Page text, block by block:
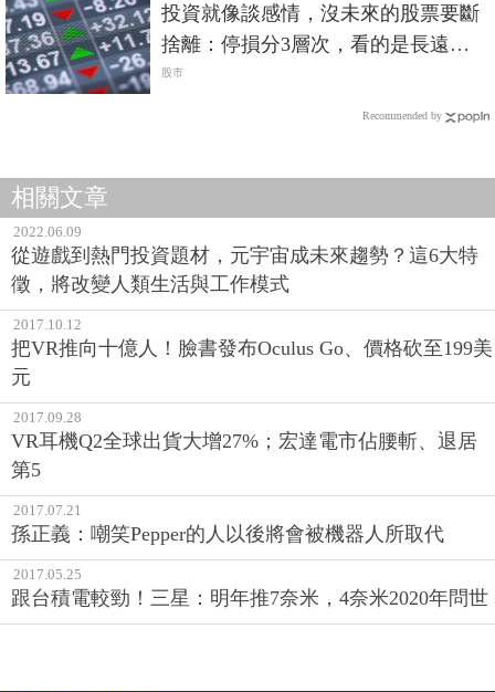
投資就像談感情，沒未來的股票要斷
捨離：停損分3層次，看的是長遠未
來
股市
Recommended by
相關文章
2022.06.09
從遊戲到熱門投資題材，元宇宙成未來趨勢？這6大特
徵，將改變人類生活與工作模式
2017.10.12
把VR推向十億人！臉書發布Oculus Go、價格砍至199美
元
2017.09.28
VR耳機Q2全球出貨大增27%；宏達電市佔腰斬、退居
第5
2017.07.21
孫正義：嘲笑Pepper的人以後將會被機器人所取代
2017.05.25
跟台積電較勁！三星：明年推7奈米，4奈米2020年問世